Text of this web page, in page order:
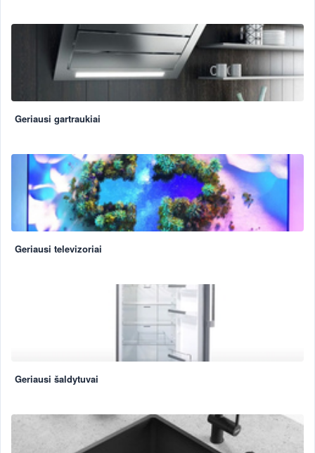
Geriausi gartraukiai
Geriausi televizoriai
Geriausi šaldytuvai